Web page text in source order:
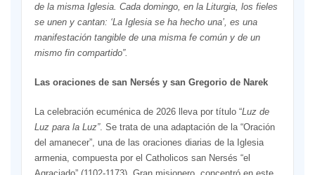
de la misma Iglesia. Cada domingo, en la Liturgia, los fieles
se unen y cantan: ‘La Iglesia se ha hecho una’, es una
manifestación tangible de una misma fe común y de un
mismo fin compartido”.
Las oraciones de san Nersés y san Gregorio de Narek
La celebración ecuménica de 2026 lleva por título “Luz de
Luz para la Luz”. Se trata de una adaptación de la “Oración
del amanecer”, una de las oraciones diarias de la Iglesia
armenia, compuesta por el Catholicos san Nersés “el